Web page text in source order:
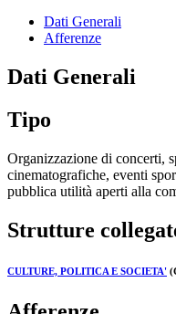
Dati Generali
Afferenze
Dati Generali
Tipo
Organizzazione di concerti,
cinematografiche, eventi
pubblica utilità aperti alla
Strutture
CULTURE, POLITICA E SOCIETA'